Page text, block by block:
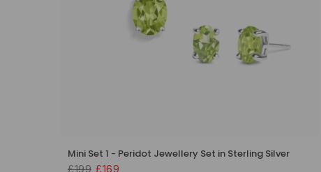
Mini Set 1 - Peridot Jewellery Set in Sterling Silver
£199 £169